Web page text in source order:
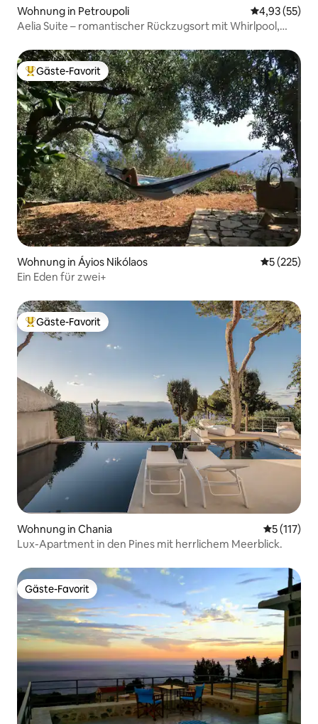
Wohnung in Petroupoli
4,93 (55)
Aelia Suite – romantischer Rückzugsort mit Whirlpool,
Beliebter Gäste-Favorit.
Gäste-Favorit
Wohnung in Áyios Nikólaos
5 (225)
Ein Eden für zwei+
Beliebter Gäste-Favorit.
Gäste-Favorit
Wohnung in Chania
5 (117)
Lux-Apartment in den Pines mit herrlichem Meerblick.
Gäste-Favorit
Gäste-Favorit